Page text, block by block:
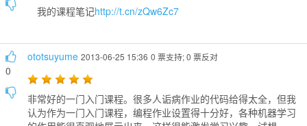
我的课程笔记http://t.cn/zQw6Zc7
0
ototsuyume 2013-06-25 15:36 0 票支持; 0 票反对
非常好的一门入门课程。很多人诟病作业的代码给得太全，但我
认为作为一门入门课程，编程作业设置得十分好，各种机器学习